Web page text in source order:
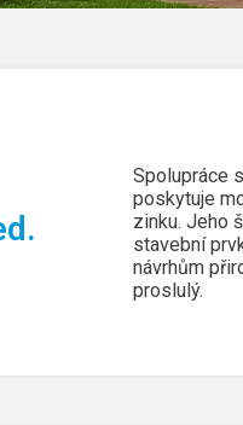
Spolupráce
poskytuje
zinku. Jeho
stavební
návrhům
proslulý.